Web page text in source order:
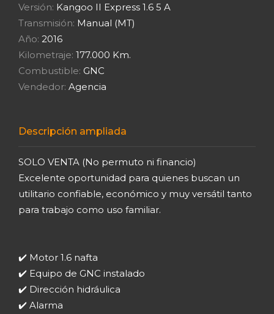
Versión: Kangoo II Express 1.6 5 A
Transmisión: Manual (MT)
Año: 2016
Kilometraje: 177.000 Km.
Combustible: GNC
Vendedor: Agencia
Descripción ampliada
SOLO VENTA (No permuto ni financio)
Excelente oportunidad para quienes buscan un
utilitario confiable, económico y muy versátil tanto
para trabajo como uso familiar.
✔️ Motor 1.6 nafta
✔️ Equipo de GNC instalado
✔️ Dirección hidráulica
✔️ Alarma